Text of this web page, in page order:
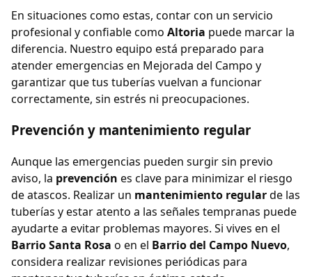
En situaciones como estas, contar con un servicio
profesional y confiable como Altoria puede marcar la
diferencia. Nuestro equipo está preparado para
atender emergencias en Mejorada del Campo y
garantizar que tus tuberías vuelvan a funcionar
correctamente, sin estrés ni preocupaciones.
Prevención y mantenimiento regular
Aunque las emergencias pueden surgir sin previo
aviso, la prevención es clave para minimizar el riesgo
de atascos. Realizar un mantenimiento regularde las
tuberías y estar atento a las señales tempranas puede
ayudarte a evitar problemas mayores. Si vives en el
Barrio Santa Rosa o en el Barrio del Campo Nuevo,
considera realizar revisiones periódicas para